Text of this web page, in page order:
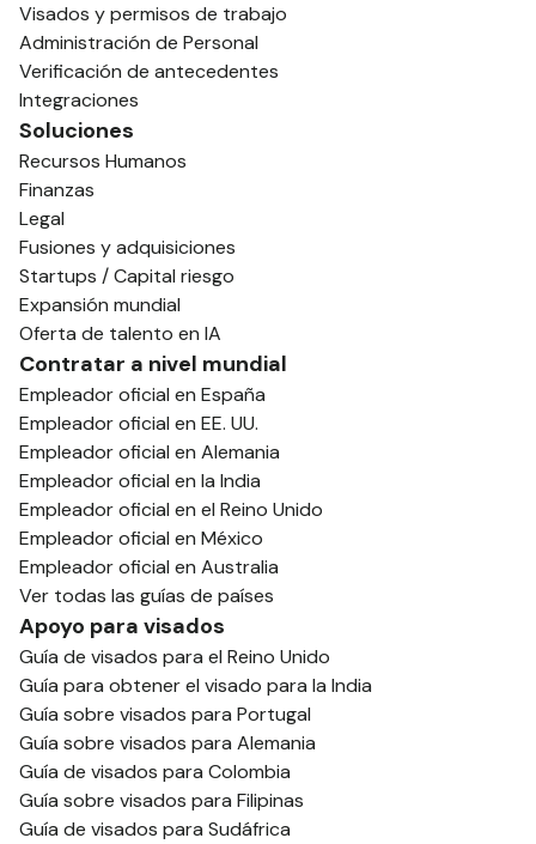
Visados y permisos de trabajo
Administración de Personal
Verificación de antecedentes
Integraciones
Soluciones
Recursos Humanos
Finanzas
Legal
Fusiones y adquisiciones
Startups / Capital riesgo
Expansión mundial
Oferta de talento en IA
Contratar a nivel mundial
Empleador oficial en España
Empleador oficial en EE. UU.
Empleador oficial en Alemania
Empleador oficial en la India
Empleador oficial en el Reino Unido
Empleador oficial en México
Empleador oficial en Australia
Ver todas las guías de países
Apoyo para visados
Guía de visados para el Reino Unido
Guía para obtener el visado para la India
Guía sobre visados para Portugal
Guía sobre visados para Alemania
Guía de visados para Colombia
Guía sobre visados para Filipinas
Guía de visados para Sudáfrica